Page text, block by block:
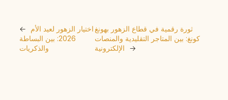
←
اختيار الزهور لعيد الأم
2026: بين البساطة
والذكريات
ثورة رقمية في قطاع الزهور بهونغ
كونغ: بين المتاجر التقليدية والمنصات
الإلكترونية
→